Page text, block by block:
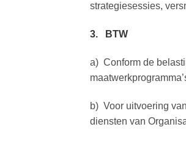
strategiesessies,
3. BTW
a) Conform de
b) Voor uitvoering
diensten van